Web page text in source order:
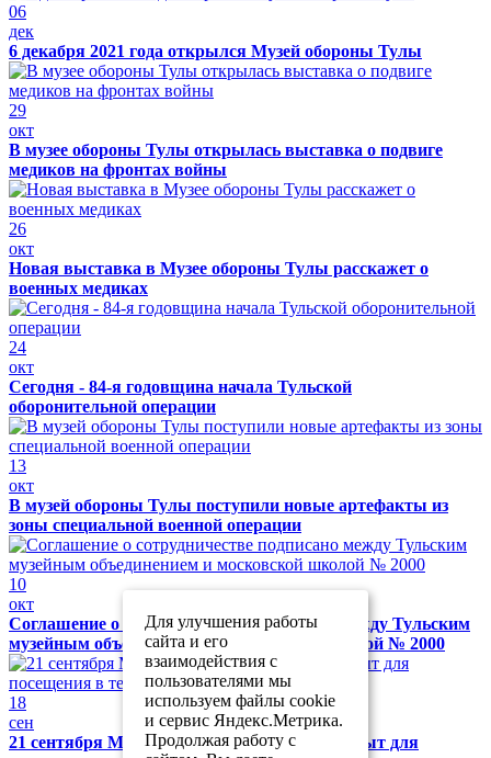
06
дек
6 декабря 2021 года открылся Музей обороны Тулы
29
окт
В музее обороны Тулы открылась выставка о подвиге
медиков на фронтах войны
26
окт
Новая выставка в Музее обороны Тулы расскажет о
военных медиках
24
окт
Сегодня - 84-я годовщина начала Тульской
оборонительной операции
13
окт
В музей обороны Тулы поступили новые артефакты из
зоны специальной военной операции
10
окт
Соглашение о сотрудничестве подписано между Тульским
музейным объединением и московской школой № 2000
18
сен
21 сентября Музей обороны Тулы будет закрыт для
Для улучшения работы
сайта и его
взаимодействия с
пользователями мы
используем файлы cookie
и сервис Яндекс.Метрика.
Продолжая работу с